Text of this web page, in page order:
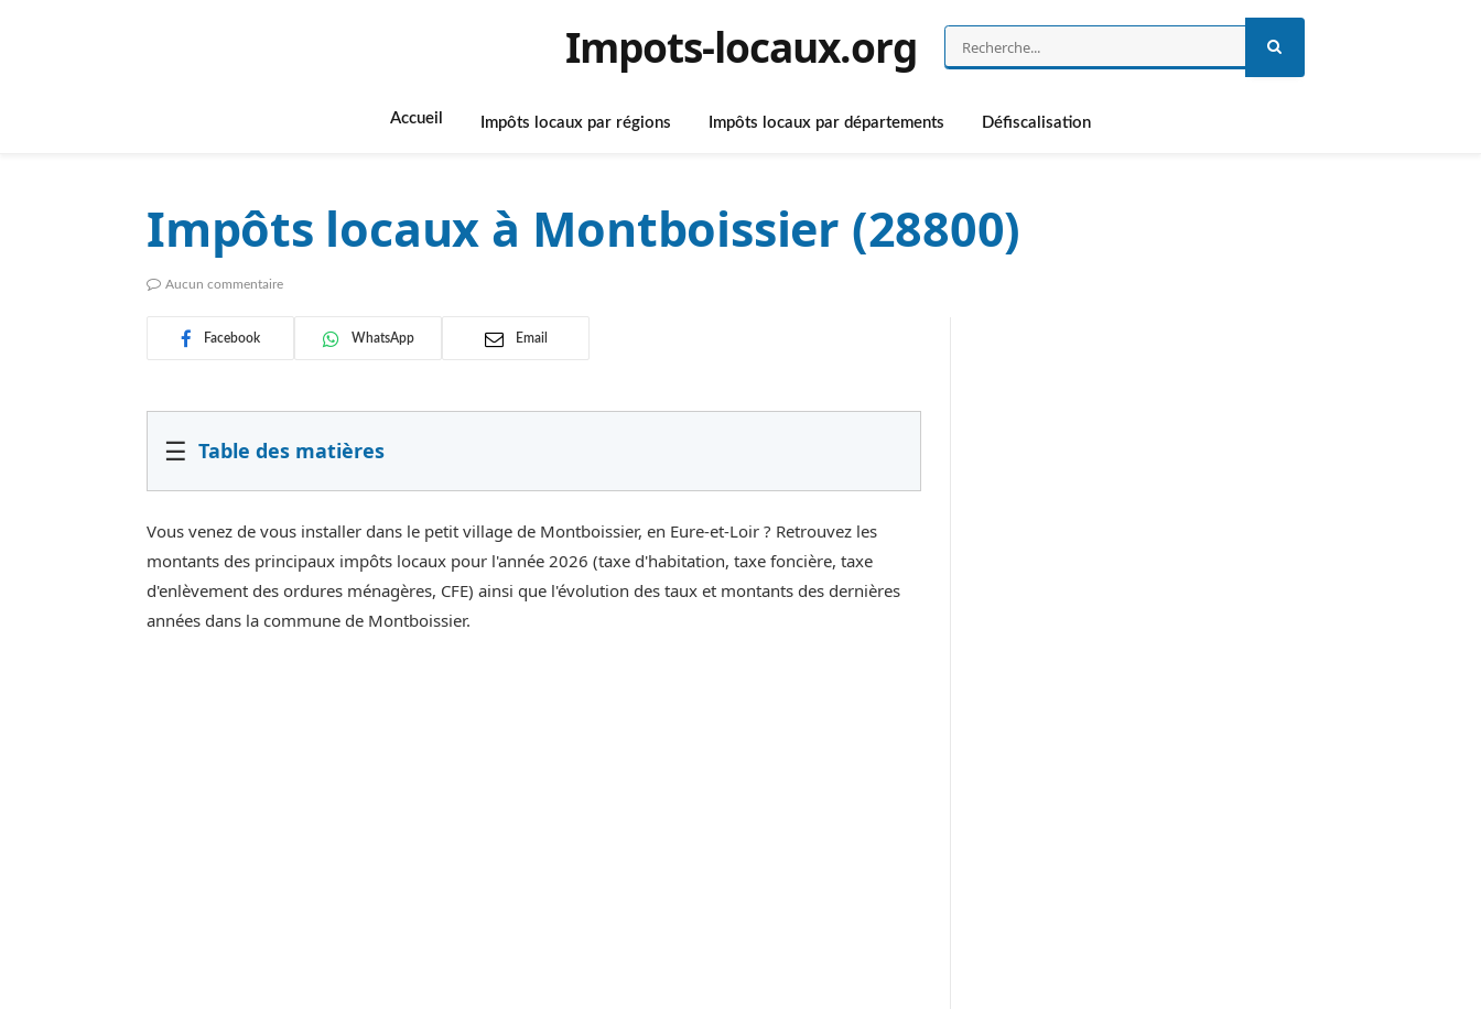
Impots-locaux.org
Accueil Impôts locaux par régions Impôts locaux par départements Défiscalisation
Impôts locaux à Montboissier (28800)
Aucun commentaire
Facebook WhatsApp Email
☰ Table des matières
Vous venez de vous installer dans le petit village de Montboissier, en Eure-et-Loir ? Retrouvez les
montants des principaux impôts locaux pour l'année 2026 (taxe d'habitation, taxe foncière, taxe
d'enlèvement des ordures ménagères, CFE) ainsi que l'évolution des taux et montants des dernières
années dans la commune de Montboissier.